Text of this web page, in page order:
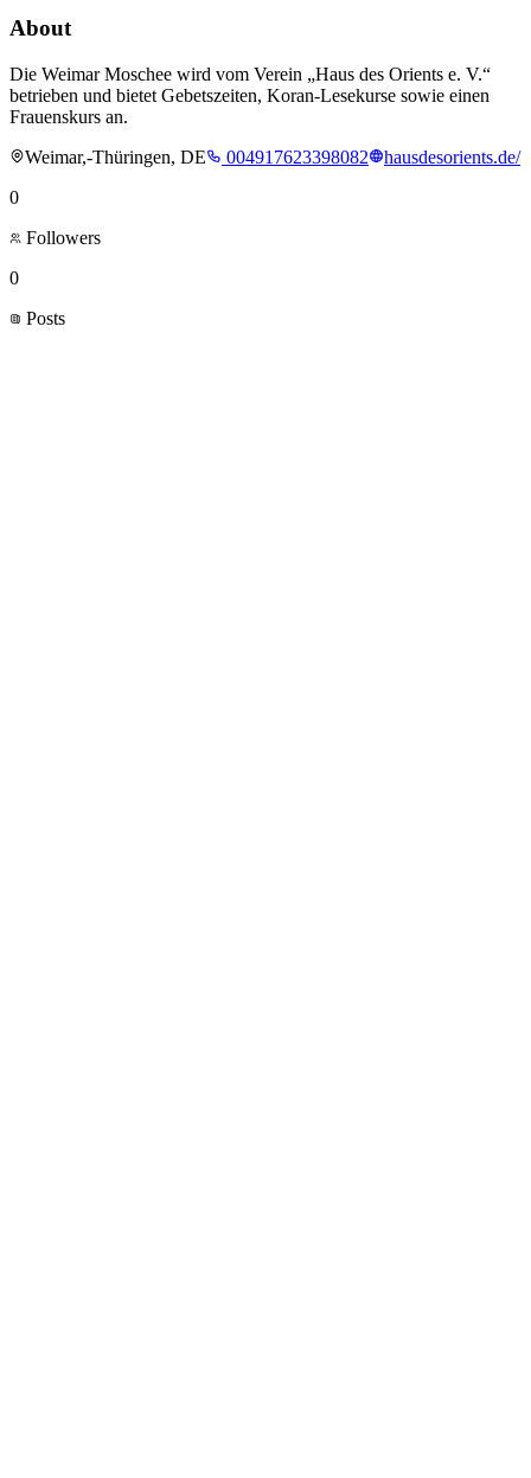
About
Die Weimar Moschee wird vom Verein „Haus des Orients e. V.“
betrieben und bietet Gebetszeiten, Koran-Lesekurse sowie einen
Frauenskurs an.
Weimar,-Thüringen, DE
004917623398082
hausdesorients.de/
0
Followers
0
Posts